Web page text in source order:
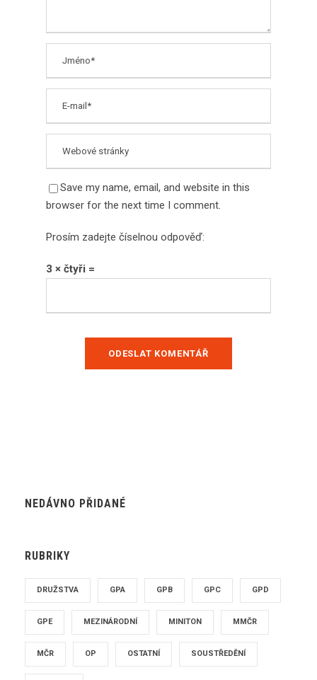
Save my name, email, and website in this
browser for the next time I comment.
Prosím zadejte číselnou odpověď:
3 × čtyři =
NEDÁVNO PŘIDANÉ
RUBRIKY
DRUŽSTVA GPA GPB GPC GPD
GPE MEZINÁRODNÍ MINITON MMČR
MČR OP OSTATNÍ SOUSTŘEDĚNÍ